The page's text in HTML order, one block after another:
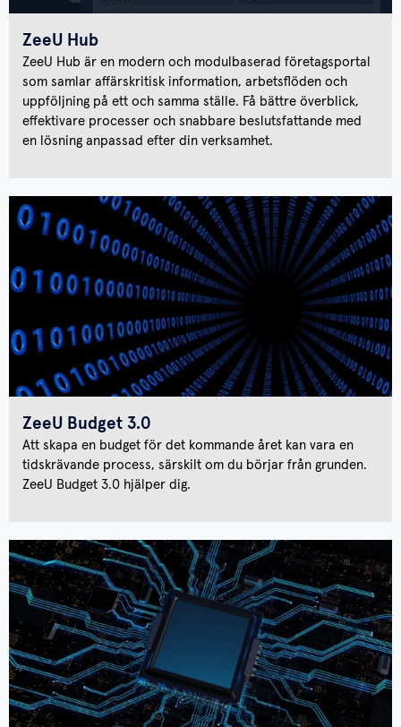
ZeeU Hub
ZeeU Hub är en modern och modulbaserad företagsportal
som samlar affärskritisk information, arbetsflöden och
uppföljning på ett och samma ställe. Få bättre överblick,
effektivare processer och snabbare beslutsfattande med
en lösning anpassad efter din verksamhet.
ZeeU Budget 3.0
Att skapa en budget för det kommande året kan vara en
tidskrävande process, särskilt om du börjar från grunden.
ZeeU Budget 3.0 hjälper dig.